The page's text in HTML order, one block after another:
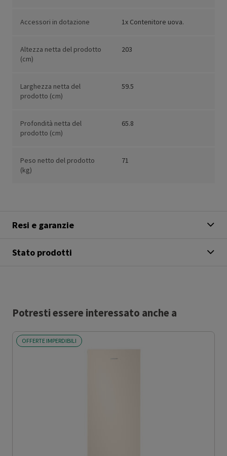
Accessori in dotazione 1x Contenitore uova.
Altezza netta del prodotto
(cm)
203
Larghezza netta del
prodotto (cm)
59.5
Profondità netta del
prodotto (cm)
65.8
Peso netto del prodotto
(kg)
71
Resi e garanzie
Stato prodotti
Potresti essere interessato anche a
OFFERTE IMPERDIBILI